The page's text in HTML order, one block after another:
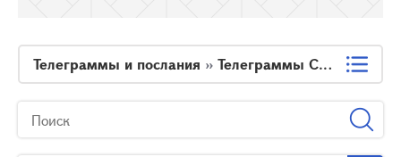
Телеграммы и послания » Телеграммы Соболезнования